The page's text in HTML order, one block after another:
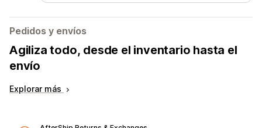
Pedidos y envíos
Agiliza todo, desde el inventario hasta el
envío
Explorar más